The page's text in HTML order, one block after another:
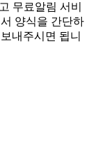
무료알림 서비
양식을 간단하
내주시면 됩니